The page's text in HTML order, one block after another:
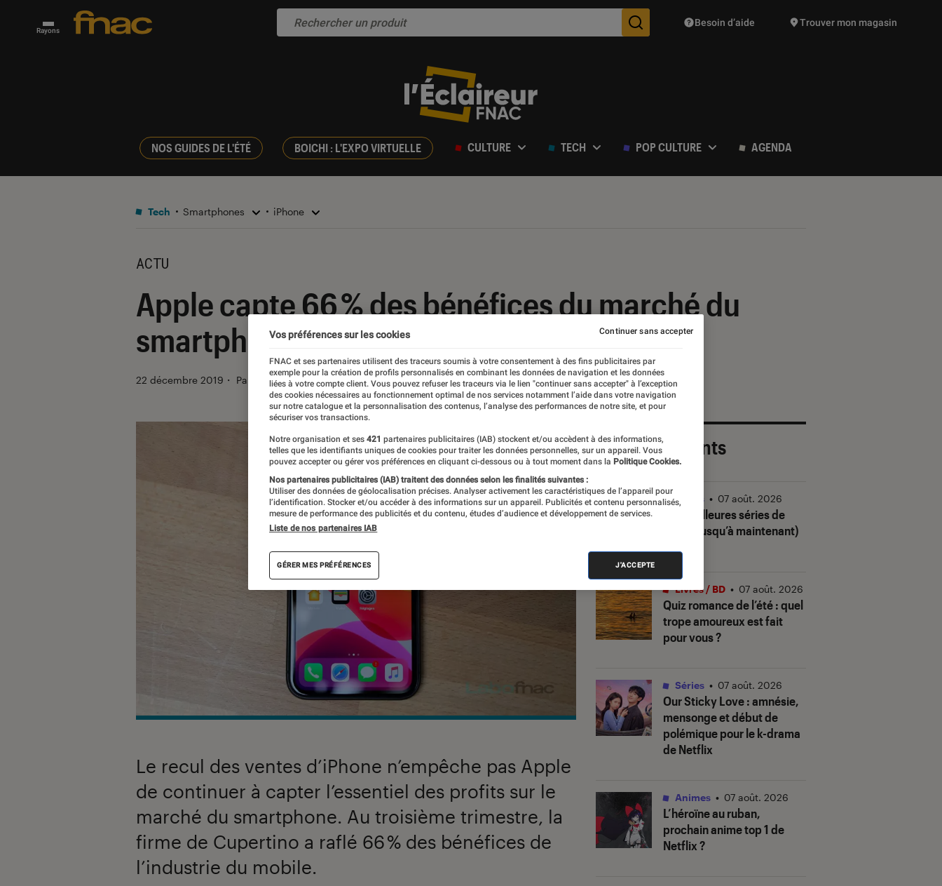
Rayons Des suggestions de produits vont vous être proposées
Besoin d’aide Trouver mon magasin
NOS GUIDES DE L'ÉTÉ BOICHI : L'EXPO VIRTUELLE CULTURE TECH POP CULTURE AGENDA
Tech Smartphones iPhone
ACTU
Apple capte 66 % des bénéfices du marché du
smartphone
22 décembre 2019 ・ Par Thomas Estimbre
Le recul des ventes d’iPhone n’empêche pas Apple
de continuer à capter l’essentiel des profits sur le
marché du smartphone. Au troisième trimestre, la
firme de Cupertino a raflé 66 % des bénéfices de
l’industrie du mobile.
Les plus récents
Les meilleures séries de
2026 (jusqu’à maintenant)
Séries • 07 août. 2026
Quiz romance de l’été : quel
trope amoureux est fait
pour vous ?
Livres / BD • 07 août. 2026
Our Sticky Love: amnésie,
mensonge et début de
polémique pour le k-drama
de Netflix
Séries • 07 août. 2026
L’héroïne au ruban,
prochain anime top 1 de
Netflix ?
Animes • 07 août. 2026
Vos préférences sur les cookies
FNAC et ses partenaires utilisent des traceurs soumis à votre consentement à des fins publicitaires par
exemple pour la création de profils personnalisés en combinant les données de navigation et les données
liées à votre compte client. Vous pouvez refuser les traceurs via le lien "continuer sans accepter" à l’exception
des cookies nécessaires au fonctionnement optimal de nos services notamment l’aide dans votre navigation
sur notre catalogue et la personnalisation des contenus, l’analyse des performances de notre site, et pour
sécuriser vos transactions.
Notre organisation et ses 421 partenaires publicitaires (IAB) stockent et/ou accèdent à des informations,
telles que les identifiants uniques de cookies pour traiter les données personnelles, sur un appareil. Vous
pouvez accepter ou gérer vos préférences en cliquant ci-dessous ou à tout moment dans la Politique Cookies.
Nos partenaires publicitaires (IAB) traitent des données selon les finalités suivantes :
Utiliser des données de géolocalisation précises. Analyser activement les caractéristiques de l’appareil pour
l’identification. Stocker et/ou accéder à des informations sur un appareil. Publicités et contenu personnalisés,
mesure de performance des publicités et du contenu, études d’audience et développement de services.
Liste de nos partenaires IAB
GÉRER MES PRÉFÉRENCES J'ACCEPTE
Continuer sans accepter